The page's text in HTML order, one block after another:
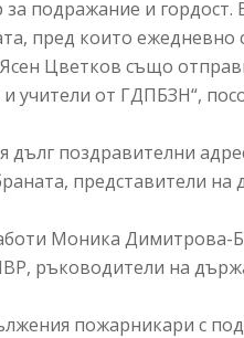
подражание и гордост.
пред които ежедневно
Цветков също
от ГДПБЗН“,
дълг поздравителни
представители на
Моника Димитрова-
ръководители на
пожарникари с